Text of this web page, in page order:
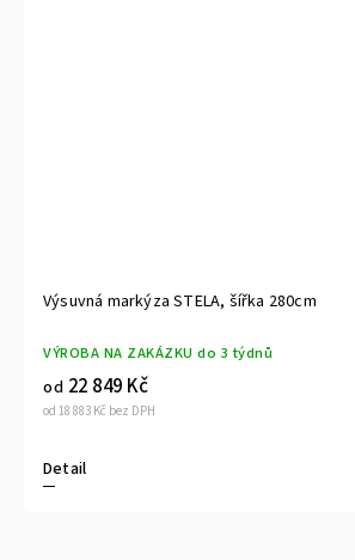
280cm Výsuvná markýza
VÝROBA NA ZAKÁZKU